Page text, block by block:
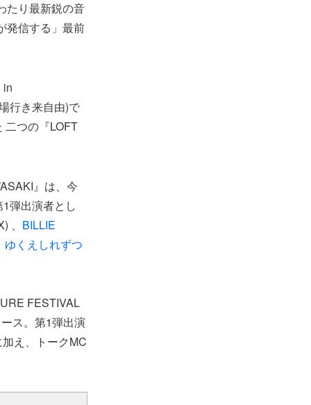
たり最新鋭の音
発信する」最前
in
行き来自由)で
二つの『LOFT
』は、今
弾出演者とし
、 BILLIE
ゆくえしれずつ
FESTIVAL
ス。第1弾出演
え、トークMC